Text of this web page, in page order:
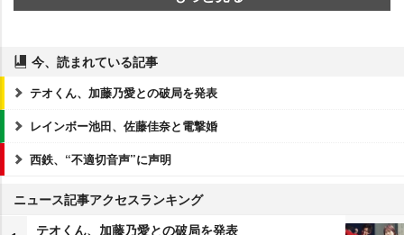
今、読まれている記事
テオくん、加藤乃愛との破局を発表
レインボー池田、佐藤佳奈と電撃婚
西鉄、“不適切音声”に声明
ニュース記事アクセスランキング
テオくん、加藤乃愛との破局を発表